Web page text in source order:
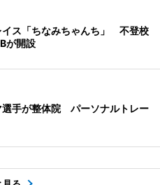
イス「ちなみちゃんち」 不登校
が開設
選手が整体院 パーソナルトレー